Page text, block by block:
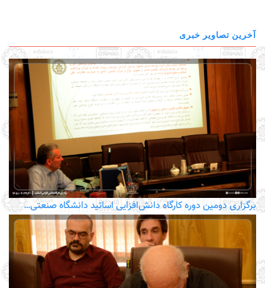
آخرین تصاویر خبری
برگزاری دومین دوره کارگاه دانش‌افزایی اساتید دانشگاه صنعتی…